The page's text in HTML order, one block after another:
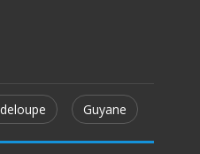
Guyane